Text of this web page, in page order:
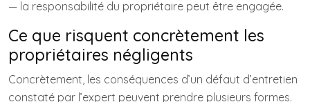
— la responsabilité du propriétaire peut être engagée.
Ce que risquent concrètement les
propriétaires négligents
Concrètement, les conséquences d’un défaut d’entretien
constaté par l’expert peuvent prendre plusieurs formes.